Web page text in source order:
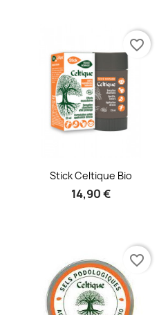
Aperçu rapide
Stick Celtique Bio
14,90 €
favorite_border
favorite_border